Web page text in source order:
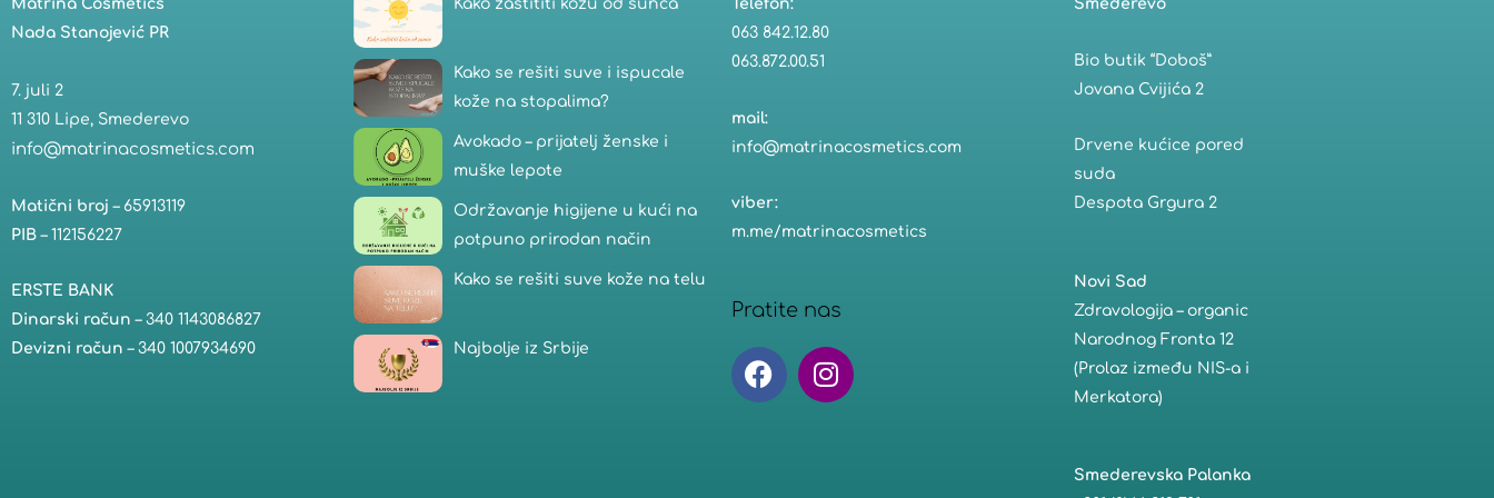
Matrina Cosmetics
Nada Stanojević PR
7. juli 2
11 310 Lipe, Smederevo
info@matrinacosmetics.com
Matični broj – 65913119
PIB – 112156227
ERSTE BANK
Dinarski račun – 340 1143086827
Devizni račun – 340 1007934690
Kako zaštititi kožu od sunca
Kako se rešiti suve i ispucale
kože na stopalima?
Avokado – prijatelj ženske i
muške lepote
Održavanje higijene u kući na
potpuno prirodan način
Kako se rešiti suve kože na telu
Najbolje iz Srbije
Telefon:
063 842.12.80
063.872.00.51
mail:
info@matrinacosmetics.com
viber:
m.me/matrinacosmetics
Pratite nas
F
a
I
n
Smederevo
Bio butik “Doboš”
Jovana Cvijića 2
Drvene kućice pored
suda
Despota Grgura 2
Novi Sad
Zdravologija – organic
Narodnog Fronta 12
(Prolaz između NIS-a i
Merkatora)
Smederevska Palanka